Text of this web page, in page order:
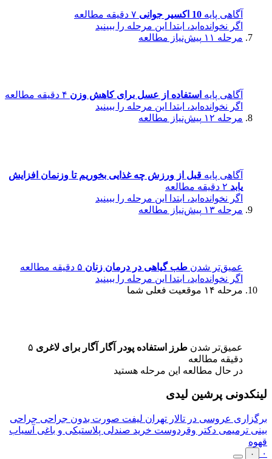
آگاهی پایه 10 اکسیر جوانی
۷ دقیقه مطالعه
اگر نخوانده‌اید، ابتدا این مرحله را ببینید
مرحله ۱۱
پیش‌نیاز مطالعه
آگاهی پایه استفاده از عسل برای کاهش وزن ۴ دقیقه مطالعه
اگر نخوانده‌اید، ابتدا این مرحله را ببینید
مرحله ۱۲
پیش‌نیاز مطالعه
آگاهی پایه قبل از ورزش چه غذایی بخوریم تا وزنمان افزایش
یابد ۲ دقیقه مطالعه
اگر نخوانده‌اید، ابتدا این مرحله را ببینید
مرحله ۱۳
پیش‌نیاز مطالعه
عمیق‌تر شدن طب گیاهی در درمان زنان ۵ دقیقه مطالعه
اگر نخوانده‌اید، ابتدا این مرحله را ببینید
مرحله ۱۴
موقعیت فعلی شما
عمیق‌تر شدن طرز استفاده پودر آگار آگار برای لاغری ۵
دقیقه مطالعه
در حال مطالعه این مرحله هستید
لینکدونی پرشین لیدی
برگزاری عروسی در تالار تهران لیفت صورت بدون جراحی جراحی
بینی ترمیمی دکتر وقردوست خرید صندلی پلاستیکی و باغی آسیاب
قهوه
۰
۰